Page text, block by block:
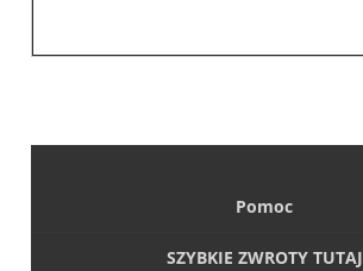
Pomoc
SZYBKIE ZWROTY TUTAJ